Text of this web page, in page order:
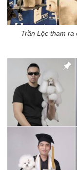
Trần Lộc tham ra